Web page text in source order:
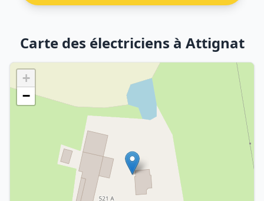
Carte des électriciens à Attignat
+
−